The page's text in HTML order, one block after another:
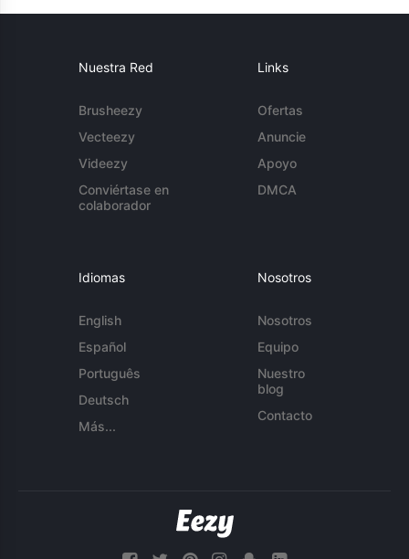
Nuestra Red
Brusheezy
Vecteezy
Videezy
Conviértase en
colaborador
Links
Ofertas
Anuncie
Apoyo
DMCA
Idiomas
English
Español
Português
Deutsch
Más...
Nosotros
Nosotros
Equipo
Nuestro
blog
Contacto